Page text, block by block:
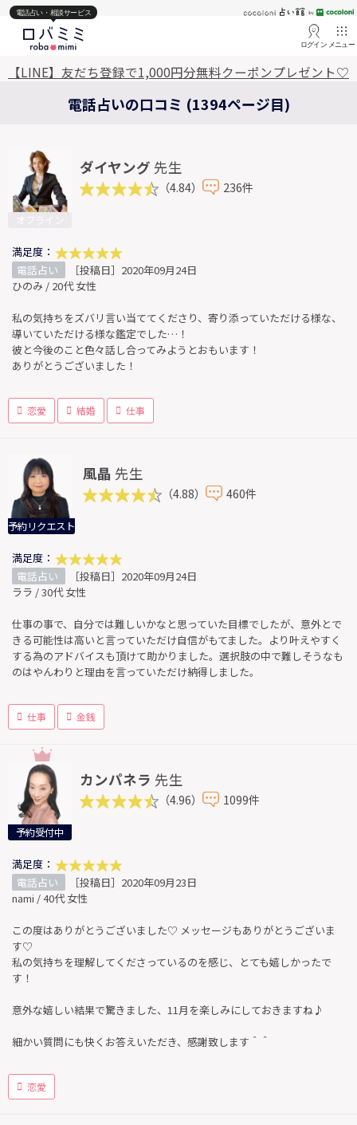
電話占い・相談サービス
ログイン メニュー
【LINE】友だち登録で1,000円分無料クーポンプレゼント♡
電話占いの口コミ (1394ページ目)
ダイヤング 先生
（4.84） 236件
満足度：
電話占い
［投稿日］2020年09月24日
ひのみ / 20代 女性
私の気持ちをズバリ言い当ててくださり、寄り添っていただける様な、
導いていただける様な鑑定でした…！
彼と今後のこと色々話し合ってみようとおもいます！
ありがとうございました！
恋愛 結婚 仕事
予約リクエスト
風晶 先生
（4.88） 460件
満足度：
電話占い
［投稿日］2020年09月24日
ララ / 30代 女性
仕事の事で、自分では難しいかなと思っていた目標でしたが、意外とで
きる可能性は高いと言っていただけ自信がもてました。より叶えやすく
する為のアドバイスも頂けて助かりました。選択肢の中で難しそうなも
のはやんわりと理由を言っていただけ納得しました。
仕事 金銭
予約受付中
カンパネラ 先生
（4.96） 1099件
満足度：
電話占い
［投稿日］2020年09月23日
nami / 40代 女性
この度はありがとうございました♡ メッセージもありがとうございま
す♡
私の気持ちを理解してくださっているのを感じ、とても嬉しかったで
す！
意外な嬉しい結果で驚きました、11月を楽しみにしておきますね♪
細かい質問にも快くお答えいただき、感謝致します＾＾
恋愛